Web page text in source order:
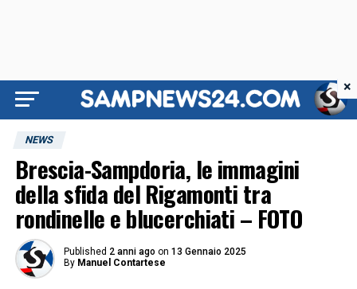
NEWS
Brescia-Sampdoria, le immagini
della sfida del Rigamonti tra
rondinelle e blucerchiati – FOTO
Published 2 anni ago on 13 Gennaio 2025
By Manuel Contartese
×